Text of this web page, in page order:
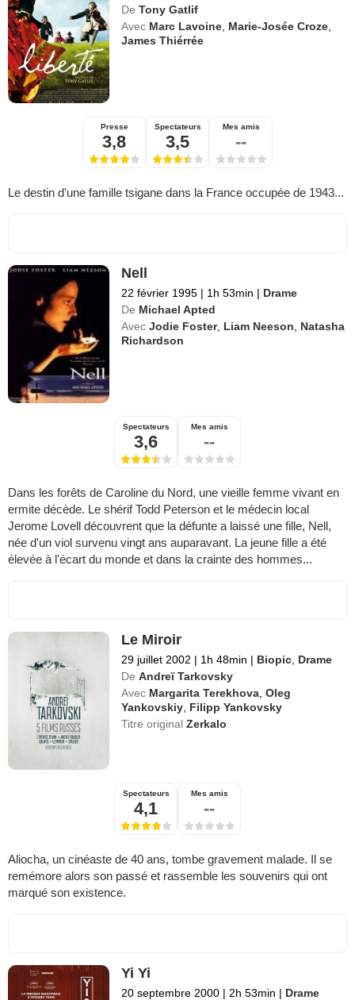
De Tony Gatlif
Avec Marc Lavoine Marie-Josée Croze
James Thiérrée
Presse
3,8
Spectateurs
3,5
Mes amis
--
Le destin d'une famille tsigane dans la France occupée de 1943...
Nell
22 février 1995 | 1h 53min | Drame
De Michael Apted
Avec Jodie Foster, Liam Neeson
Natasha
Richardson
Spectateurs
3,6
Mes amis
--
Dans les forêts de Caroline du Nord, une vieille femme vivant en
ermite décède. Le shérif Todd Peterson et le médecin local
Jerome Lovell découvrent que la défunte a laissé une fille, Nell,
née d'un viol survenu vingt ans auparavant. La jeune fille a été
élevée à l'écart du monde et dans la crainte des hommes...
Le Miroir
29 juillet 2002 | 1h 48min | Biopic Drame
De Andreï Tarkovsky
Avec Margarita Terekhova ,Oleg
Yankovskiy Filipp Yankovsky
Titre originalZerkalo
Spectateurs
4,1
Mes amis
--
Aliocha, un cinéaste de 40 ans, tombe gravement malade. Il se
remémore alors son passé et rassemble les souvenirs qui ont
marqué son existence.
Yi Yi
20 septembre 2000 | 2h 53min | Drame